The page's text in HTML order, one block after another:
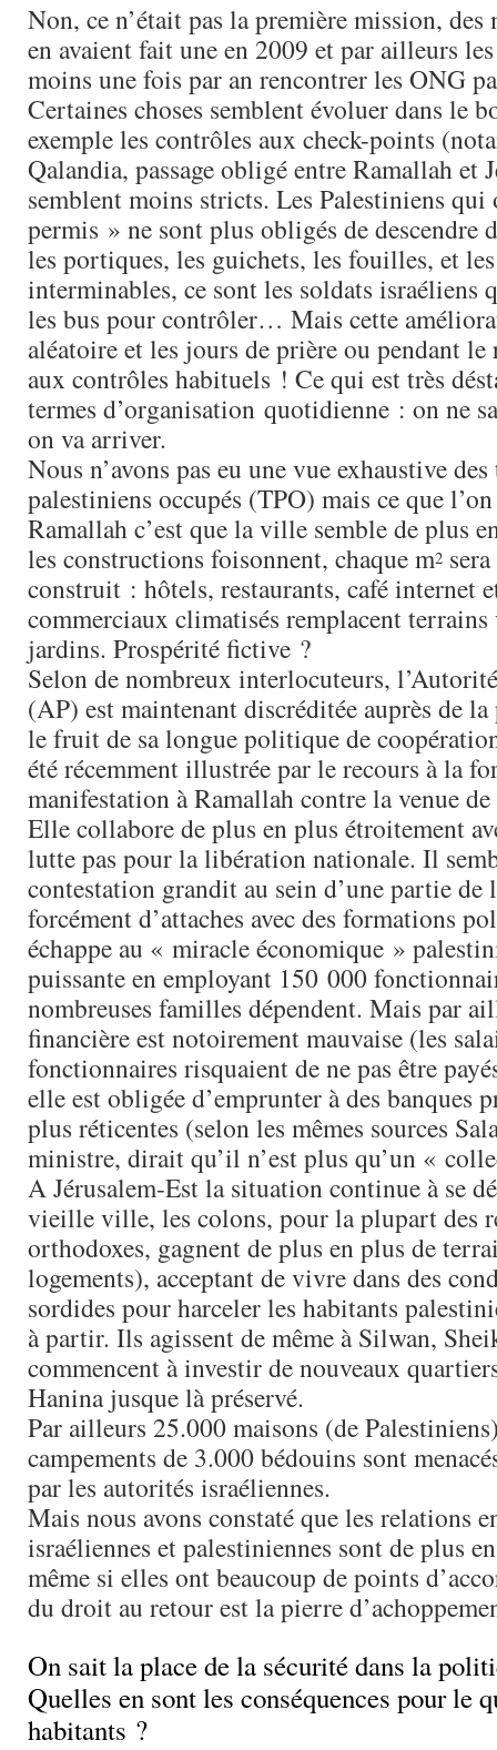
Non, ce n’était pas la première mission, des
en avaient fait une en 2009 et par ailleurs
moins une fois par an rencontrer les ONG
Certaines choses semblent évoluer dans le
exemple les contrôles aux check-points
Qalandia, passage obligé entre Ramallah et
semblent moins stricts. Les Palestiniens
permis » ne sont plus obligés de descendre
les portiques, les guichets, les fouilles, et
interminables, ce sont les soldats israéliens
les bus pour contrôler… Mais cette
aléatoire et les jours de prière ou pendant
aux contrôles habituels ! Ce qui est très
termes d’organisation quotidienne : on ne
on va arriver.
Nous n’avons pas eu une vue exhaustive
palestiniens occupés (TPO) mais ce que
Ramallah c’est que la ville semble de plus
les constructions foisonnent, chaque m2
construit : hôtels, restaurants, café internet
commerciaux climatisés remplacent terrains
jardins. Prospérité fictive ?
Selon de nombreux interlocuteurs,
(AP) est maintenant discréditée auprès de
le fruit de sa longue politique de
été récemment illustrée par le recours à la
manifestation à Ramallah contre la venue
Elle collabore de plus en plus étroitement
lutte pas pour la libération nationale. Il
contestation grandit au sein d’une partie de
forcément d’attaches avec des formations
échappe au « miracle économique »
puissante en employant 150 000
nombreuses familles dépendent. Mais par
financière est notoirement mauvaise (les
fonctionnaires risquaient de ne pas être
elle est obligée d’emprunter à des banques
plus réticentes (selon les mêmes sources
ministre, dirait qu’il n’est plus qu’un «
A Jérusalem-Est la situation continue à se
vieille ville, les colons, pour la plupart des
orthodoxes, gagnent de plus en plus de
logements), acceptant de vivre dans des
sordides pour harceler les habitants
à partir. Ils agissent de même à Silwan,
commencent à investir de nouveaux
Hanina jusque là préservé.
Par ailleurs 25.000 maisons (de
campements de 3.000 bédouins sont
par les autorités israéliennes.
Mais nous avons constaté que les relations
israéliennes et palestiniennes sont de plus
même si elles ont beaucoup de points
du droit au retour est la pierre
On sait la place de la sécurité dans la
Quelles en sont les conséquences pour le
habitants ?